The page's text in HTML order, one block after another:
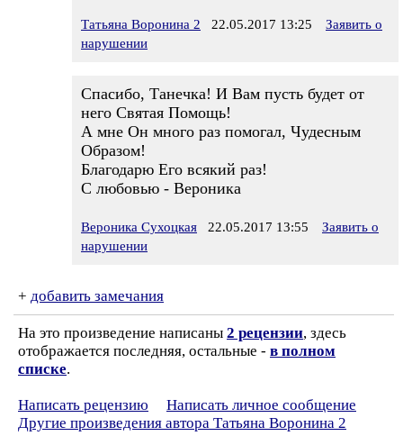
Татьяна Воронина 2 22.05.2017 13:25
Заявить о
нарушении
Спасибо, Танечка! И Вам пусть будет от
него Святая Помощь!
А мне Он много раз помогал, Чудесным
Образом!
Благодарю Его всякий раз!
С любовью - Вероника
Вероника Сухоцкая 22.05.2017 13:55
Заявить о
нарушении
+ добавить замечания
На это произведение написаны 2 рецензии, здесь
отображается последняя, остальные - в полном
списке.
Написать рецензию
Написать личное сообщение
Другие произведения автора Татьяна Воронина 2